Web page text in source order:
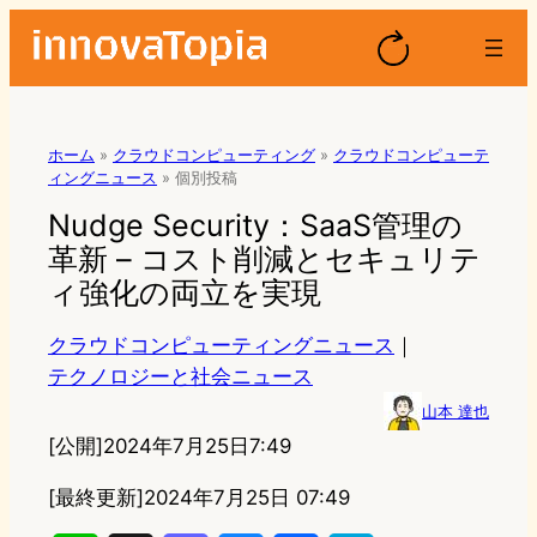
ホーム » クラウドコンピューティング » クラウドコンピューテ
ィングニュース » 個別投稿
Nudge Security：SaaS管理の
革新 – コスト削減とセキュリテ
ィ強化の両立を実現
クラウドコンピューティングニュース ｜
テクノロジーと社会ニュース
山本 達也
[公開]2024年7月25日7:49
[最終更新]2024年7月25日 07:49